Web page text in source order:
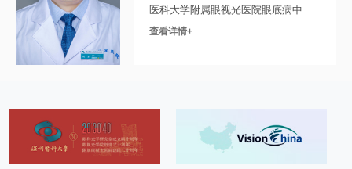
本科能治疗各种难治性玻璃体视网膜疾病，特
别是多次复发视网膜脱离、术后未闭合黄斑裂孔、
复杂糖尿病性视网膜病变、高度近视黄斑劈裂（裂
孔）、PCV、出血性视网膜脱离、晶体脱位、玻璃
病、救治濒危眼球为己任，业务上精益求精，科研
上勇于探索，以不断创新的进取精神为各类眼底病
患者送去光明。
医科大学附属眼视光医院眼底病中心
科研副主任、眼底外二科主任
床诊断和治疗，尤其擅长糖尿病视网
膜病变、视网膜脱离、黄斑疾病、复
查看详情+